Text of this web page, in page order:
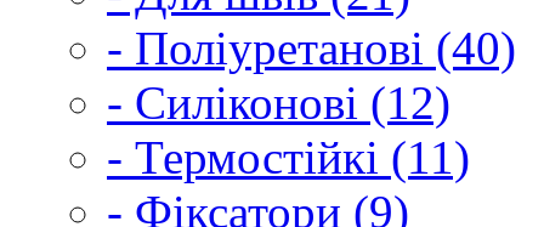
- Поліуретанові (40)
- Силіконові (12)
- Термостійкі (11)
- Фіксатори (9)